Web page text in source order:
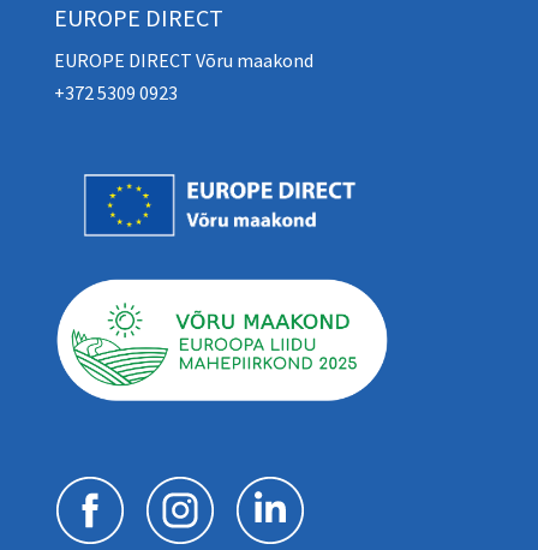
EUROPE DIRECT
EUROPE DIRECT Võru maakond
+372 5309 0923